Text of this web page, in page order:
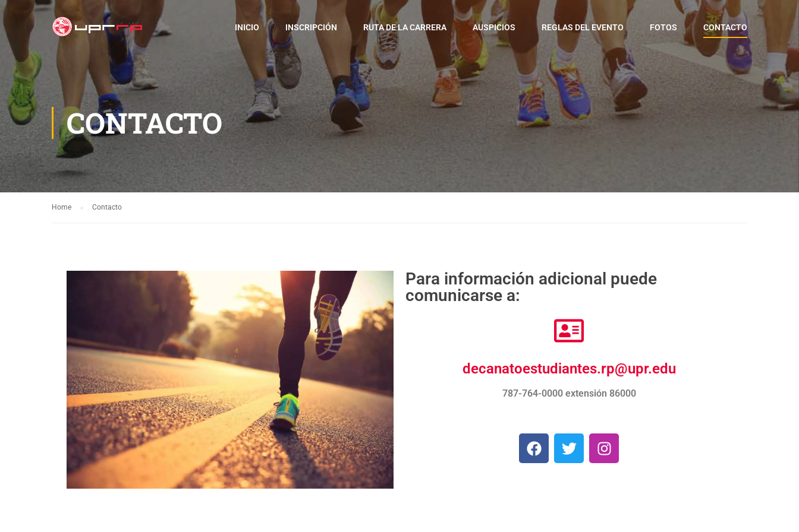
INICIO INSCRIPCIÓN RUTA DE LA CARRERA AUSPICIOS REGLAS DEL EVENTO FOTOS CONTACTO
CONTACTO
Home Contacto
Para información adicional puede
comunicarse a:
decanatoestudiantes.rp@upr.edu
787-764-0000 extensión 86000